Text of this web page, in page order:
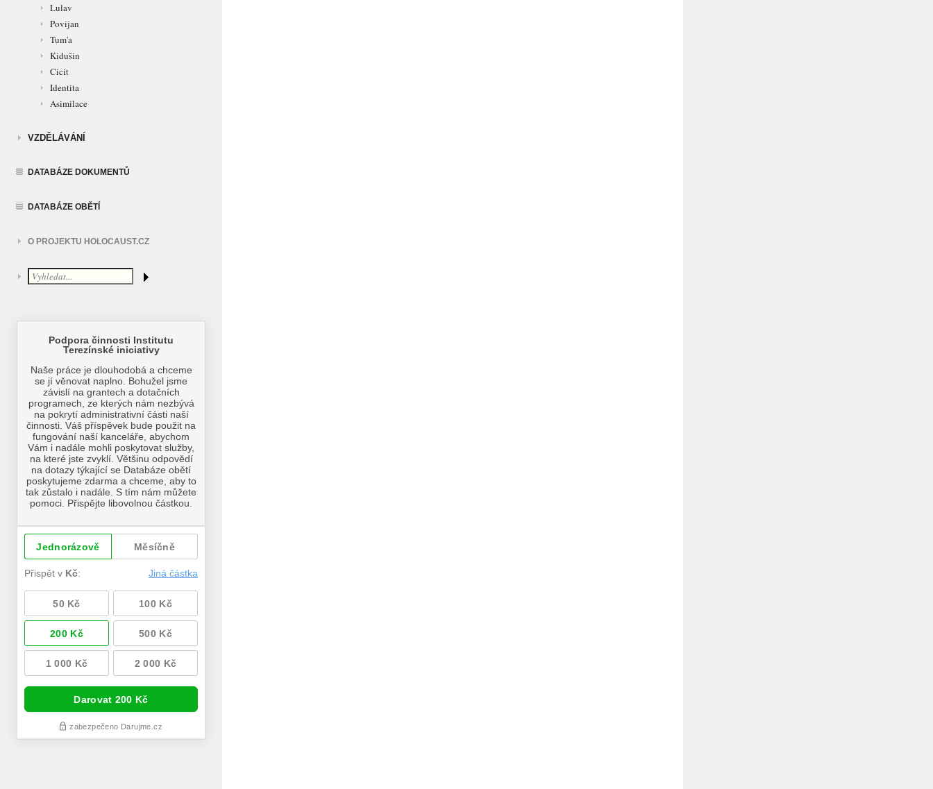
Lulav
Povijan
Tum'a
Kidušin
Cicit
Identita
Asimilace
VZDĚLÁVÁNÍ
DATABÁZE DOKUMENTŮ
DATABÁZE OBĚTÍ
O PROJEKTU HOLOCAUST.CZ